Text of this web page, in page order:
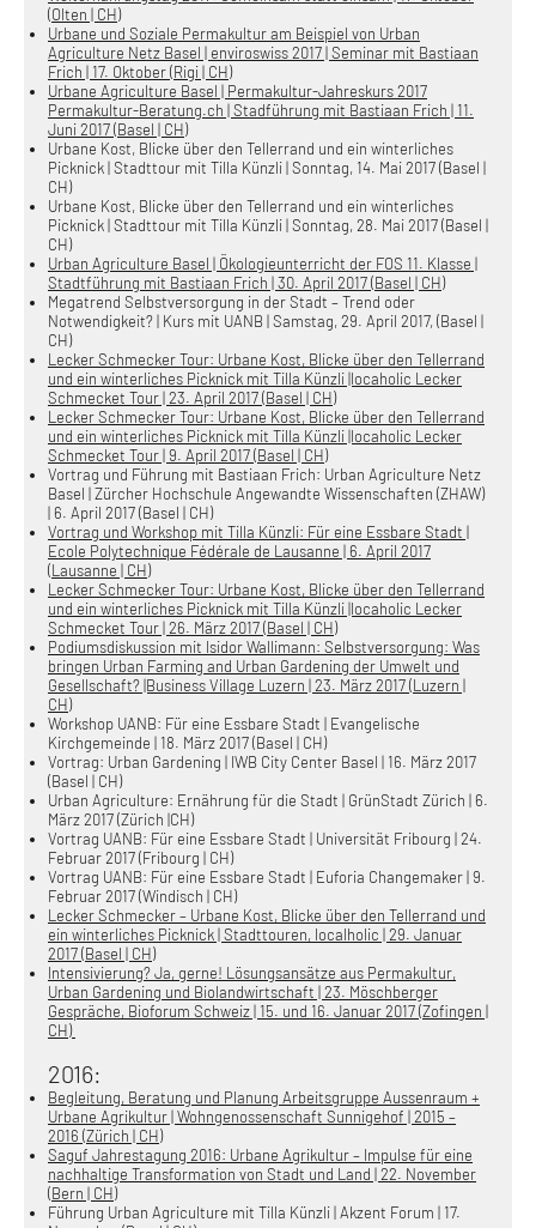
(Olten | CH)
Urbane und Soziale Permakultur am Beispiel von Urban
Agriculture Netz Basel | enviroswiss 2017 | Seminar mit Bastiaan
Frich | 17. Oktober (Rigi | CH)
Urbane Agriculture Basel | Permakultur-Jahreskurs 2017
Permakultur-Beratung.ch | Stadführung mit Bastiaan Frich | 11.
Juni 2017 (Basel | CH)
Urbane Kost, Blicke über den Tellerrand und ein winterliches
Picknick | Stadttour mit Tilla Künzli | Sonntag, 14. Mai 2017 (Basel |
CH)
Urbane Kost, Blicke über den Tellerrand und ein winterliches
Picknick | Stadttour mit Tilla Künzli | Sonntag, 28. Mai 2017 (Basel |
CH)
Urban Agriculture Basel | Ökologieunterricht der FOS 11. Klasse |
Stadtführung mit Bastiaan Frich | 30. April 2017 (Basel | CH)
Megatrend Selbstversorgung in der Stadt – Trend oder
Notwendigkeit? | Kurs mit UANB | Samstag, 29. April 2017, (Basel |
CH)
Lecker Schmecker Tour: Urbane Kost, Blicke über den Tellerrand
und ein winterliches Picknick mit Tilla Künzli |locaholic Lecker
Schmecket Tour | 23. April 2017 (Basel | CH)
Lecker Schmecker Tour: Urbane Kost, Blicke über den Tellerrand
und ein winterliches Picknick mit Tilla Künzli |locaholic Lecker
Schmecket Tour | 9. April 2017 (Basel | CH)
Vortrag und Führung mit Bastiaan Frich: Urban Agriculture Netz
Basel | Zürcher Hochschule Angewandte Wissenschaften (ZHAW)
| 6. April 2017 (Basel | CH)
Vortrag und Workshop mit Tilla Künzli: Für eine Essbare Stadt |
Ecole Polytechnique Fédérale de Lausanne | 6. April 2017
(Lausanne | CH)
Lecker Schmecker Tour: Urbane Kost, Blicke über den Tellerrand
und ein winterliches Picknick mit Tilla Künzli |locaholic Lecker
Schmecket Tour | 26. März 2017 (Basel | CH)
Podiumsdiskussion mit Isidor Wallimann: Selbstversorgung: Was
bringen Urban Farming and Urban Gardening der Umwelt und
Gesellschaft? |Business Village Luzern | 23. März 2017 (Luzern |
CH)
Workshop UANB: Für eine Essbare Stadt | Evangelische
Kirchgemeinde | 18. März 2017 (Basel | CH)
Vortrag: Urban Gardening | IWB City Center Basel | 16. März 2017
(Basel | CH)
Urban Agriculture: Ernährung für die Stadt | GrünStadt Zürich | 6.
März 2017 (Zürich |CH)
Vortrag UANB: Für eine Essbare Stadt | Universität Fribourg | 24.
Februar 2017 (Fribourg | CH)
Vortrag UANB: Für eine Essbare Stadt | Euforia Changemaker | 9.
Februar 2017 (Windisch | CH)
Lecker Schmecker – Urbane Kost, Blicke über den Tellerrand und
ein winterliches Picknick | Stadttouren, localholic | 29. Januar
2017 (Basel | CH)
Intensivierung? Ja, gerne! Lösungsansätze aus Permakultur,
Urban Gardening und Biolandwirtschaft | 23. Möschberger
Gespräche, Bioforum Schweiz | 15. und 16. Januar 2017 (Zofingen |
CH)
2016:
Begleitung, Beratung und Planung Arbeitsgruppe Aussenraum +
Urbane Agrikultur | Wohngenossenschaft Sunnigehof | 2015 –
2016 (Zürich | CH)
Saguf Jahrestagung 2016: Urbane Agrikultur – Impulse für eine
nachhaltige Transformation von Stadt und Land | 22. November
(Bern | CH)
Führung Urban Agriculture mit Tilla Künzli | Akzent Forum | 17.